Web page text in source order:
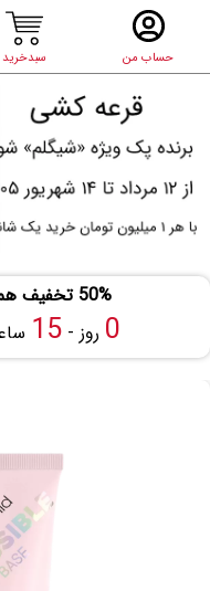
حساب من سبدخرید
50% تخفیف همه محصولات ویژه تابستان
0 روز -15